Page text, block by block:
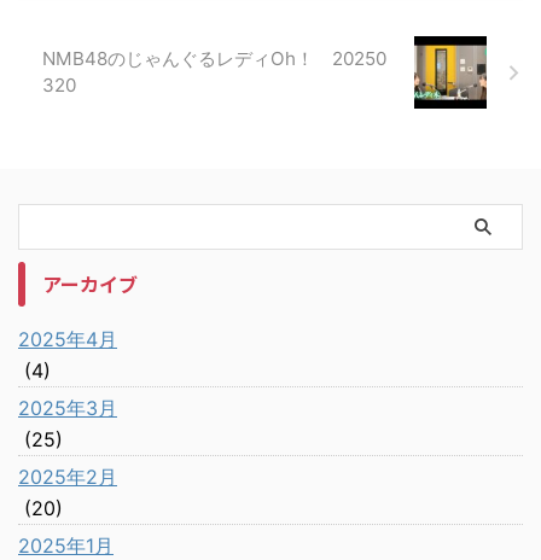
NMB48のじゃんぐるレディOh！ 20250
320
アーカイブ
2025年4月
(4)
2025年3月
(25)
2025年2月
(20)
2025年1月